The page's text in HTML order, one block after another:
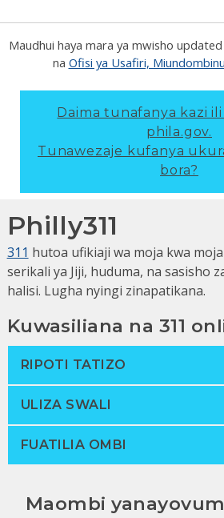
Maudhui haya mara ya mwisho
na Ofisi ya Usafiri,
Daima tunafanya kazi
phila.gov.
Tunawezaje kufanya
bora?
Philly311
311 hutoa ufikiaji wa moja kwa
serikali ya Jiji, huduma, na sasisho
halisi. Lugha nyingi zinapatikana.
Kuwasiliana na 311
RIPOTI TATIZO
ULIZA SWALI
FUATILIA OMBI
Maombi